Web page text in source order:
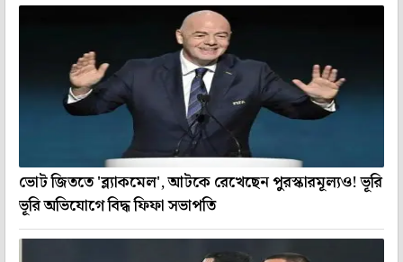
ভোট জিততে 'ব্ল্যাকমেল', আটকে রেখেছেন পুরস্কারমূল্যও! ভূরি
ভূরি অভিযোগে বিদ্ধ ফিফা সভাপতি